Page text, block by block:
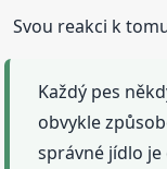
Svou reakci k
Každý pes
obvykle
správné jídlo